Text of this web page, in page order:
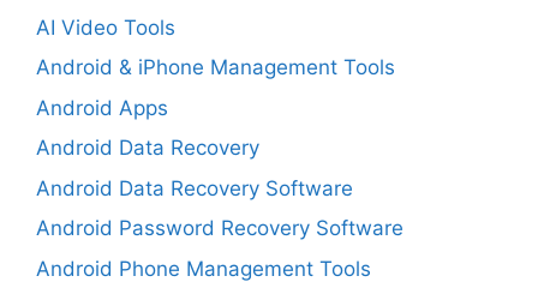
AI Video Tools
Android & iPhone Management Tools
Android Apps
Android Data Recovery
Android Data Recovery Software
Android Password Recovery Software
Android Phone Management Tools